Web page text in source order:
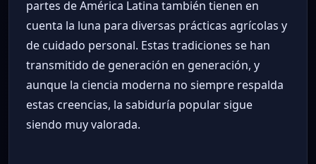
partes de América Latina también tienen en
cuenta la luna para diversas prácticas agrícolas y
de cuidado personal. Estas tradiciones se han
transmitido de generación en generación, y
aunque la ciencia moderna no siempre respalda
estas creencias, la sabiduría popular sigue
siendo muy valorada.